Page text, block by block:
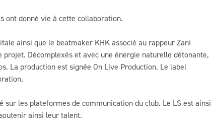
ont donné vie à cette collaboration.
ainsi que le beatmaker KHK associé au rappeur Zani
Décomplexés et avec une énergie naturelle détonante,
La production est signée On Live Production. Le label
les plateformes de communication du club. Le LS est ainsi
ainsi leur talent.